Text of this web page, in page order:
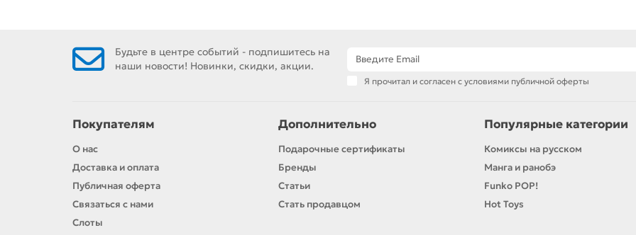
Будьте в центре событий - подпишитесь на
наши новости! Новинки, скидки, акции.
Я прочитал и согласен с условиями публичной оферты
Покупателям
О нас
Доставка и оплата
Публичная оферта
Связаться с нами
Слоты
Дополнительно
Подарочные сертификаты
Бренды
Статьи
Стать продавцом
Популярные категории
Комиксы на русском
Манга и ранобэ
Funko POP!
Hot Toys